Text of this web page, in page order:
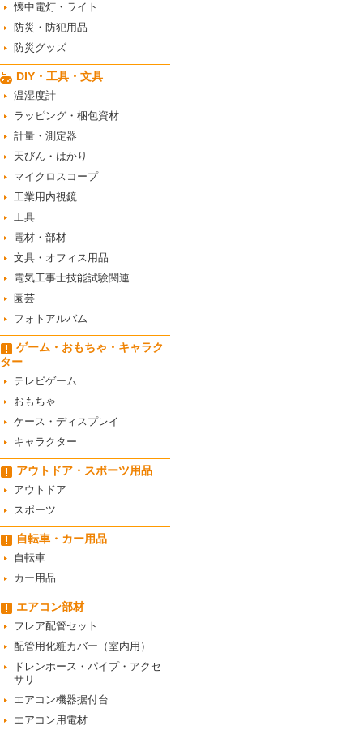
懐中電灯・ライト
防災・防犯用品
防災グッズ
DIY・工具・文具
温湿度計
ラッピング・梱包資材
計量・測定器
天びん・はかり
マイクロスコープ
工業用内視鏡
工具
電材・部材
文具・オフィス用品
電気工事士技能試験関連
園芸
フォトアルバム
ゲーム・おもちゃ・キャラク
ター
テレビゲーム
おもちゃ
ケース・ディスプレイ
キャラクター
アウトドア・スポーツ用品
アウトドア
スポーツ
自転車・カー用品
自転車
カー用品
エアコン部材
フレア配管セット
配管用化粧カバー（室内用）
ドレンホース・パイプ・アクセ
サリ
エアコン機器据付台
エアコン用電材